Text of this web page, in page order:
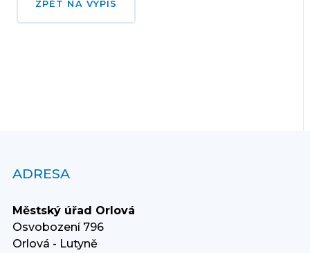
ZPĚT NA VÝPIS
ADRESA
Městský úřad Orlová
Osvobození 796
Orlová - Lutyně